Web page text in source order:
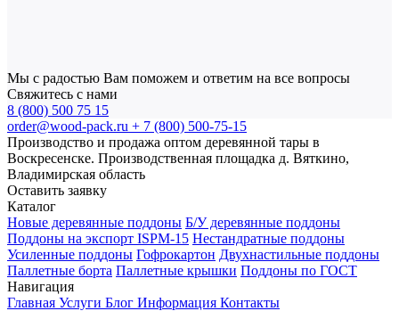
Мы с радостью Вам поможем и ответим на все вопросы
Свяжитесь с нами
8 (800) 500 75 15
order@wood-pack.ru + 7 (800) 500-75-15
Производство и продажа оптом деревянной тары в
Воскресенске. Производственная площадка д. Вяткино,
Владимирская область
Оставить заявку
Каталог
Новые деревянные поддоны Б/У деревянные поддоны
Поддоны на экспорт ISPM-15 Нестандратные поддоны
Усиленные поддоны Гофрокартон Двухнастильные поддоны
Паллетные борта Паллетные крышки Поддоны по ГОСТ
Навигация
Главная Услуги Блог Информация Контакты